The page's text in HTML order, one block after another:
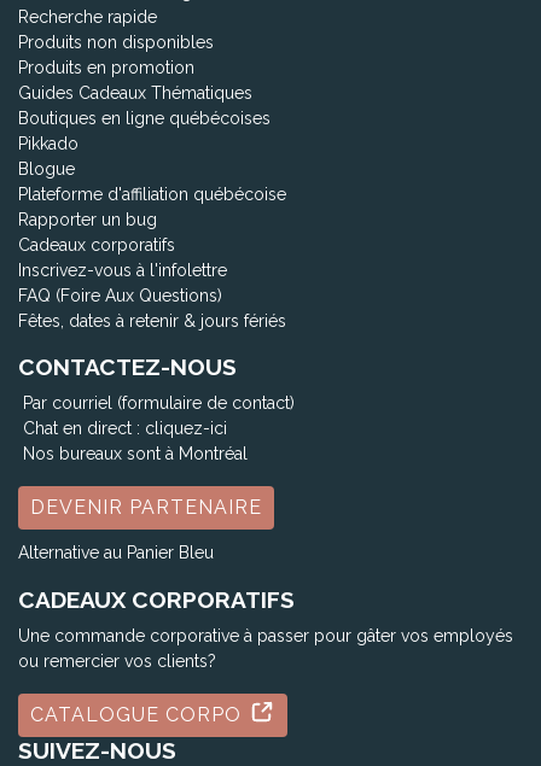
Recherche rapide
Produits non disponibles
Produits en promotion
Guides Cadeaux Thématiques
Boutiques en ligne québécoises
Pikkado
Blogue
Plateforme d'affiliation québécoise
Rapporter un bug
Cadeaux corporatifs
Inscrivez-vous à l'infolettre
FAQ (Foire Aux Questions)
Fêtes, dates à retenir & jours fériés
CONTACTEZ-NOUS
Par courriel (formulaire de contact)
Chat en direct : cliquez-ici
Nos bureaux sont à Montréal
DEVENIR PARTENAIRE
Alternative au Panier Bleu
CADEAUX CORPORATIFS
Une commande corporative à passer pour gâter vos employés
ou remercier vos clients?
CATALOGUE CORPO
SUIVEZ-NOUS